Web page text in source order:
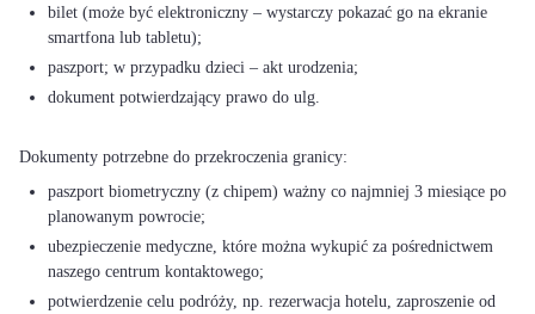
bilet (może być elektroniczny – wystarczy pokazać go na ekranie
smartfona lub tabletu);
paszport; w przypadku dzieci – akt urodzenia;
dokument potwierdzający prawo do ulg.
paszport biometryczny (z chipem) ważny co najmniej 3 miesiące po
planowanym powrocie;
ubezpieczenie medyczne, które można wykupić za pośrednictwem
naszego centrum kontaktowego;
potwierdzenie celu podróży, np. rezerwacja hotelu, zaproszenie od